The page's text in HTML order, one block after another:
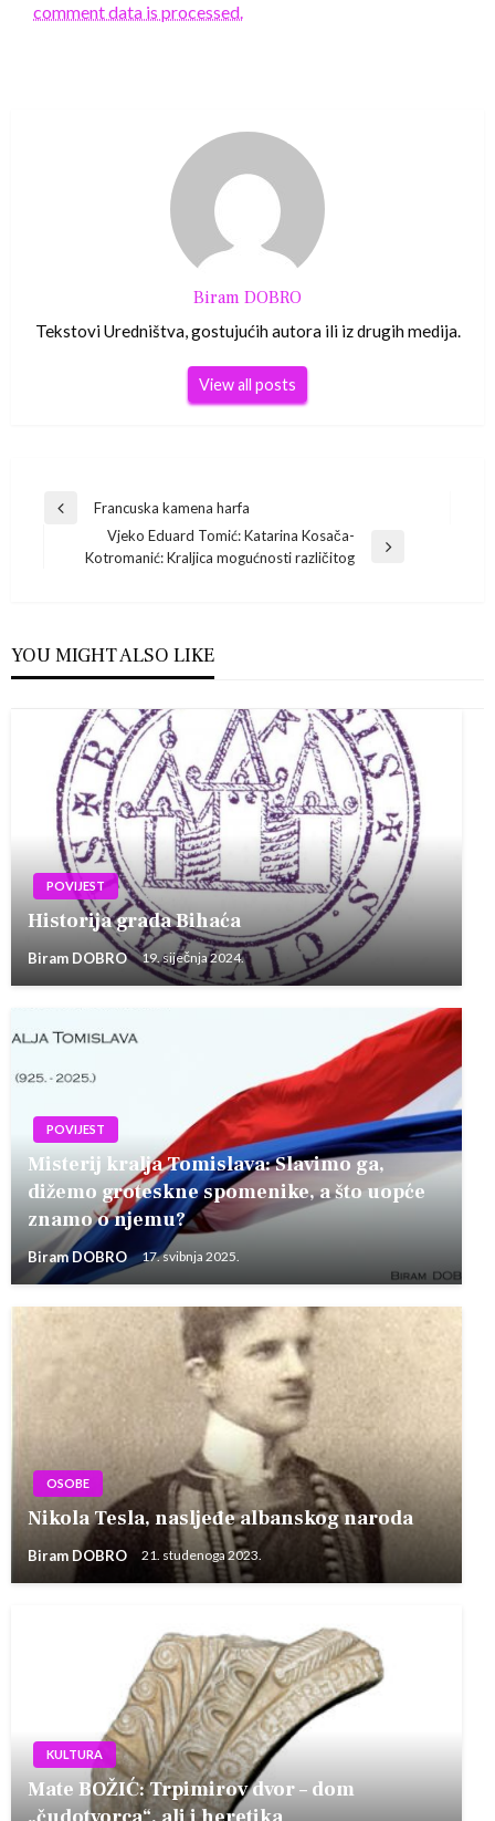
comment data is processed.
Biram DOBRO
Tekstovi Uredništva, gostujućih autora ili iz drugih medija.
View all posts
Navigacija
objava
Previous
Francuska kamena harfa
Next
Vjeko Eduard Tomić: Katarina Kosača-
Kotromanić: Kraljica mogućnosti različitog
YOU MIGHT ALSO LIKE
POVIJEST
Historija grada Bihaća
Biram DOBRO 19. siječnja 2024.
POVIJEST
Misterij kralja Tomislava: Slavimo ga,
dižemo groteskne spomenike, a što uopće
znamo o njemu?
Biram DOBRO 17. svibnja 2025.
OSOBE
Nikola Tesla, nasljeđe albanskog naroda
Biram DOBRO 21. studenoga 2023.
KULTURA
Mate BOŽIĆ: Trpimirov dvor – dom